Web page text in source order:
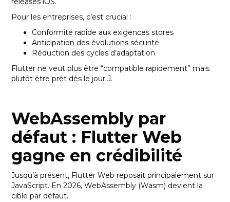
Pour les entreprises, c’est crucial :
Conformité rapide aux exigences stores
Anticipation des évolutions sécurité
Réduction des cycles d’adaptation
Flutter ne veut plus être “compatible rapidement” mais
plutôt être prêt dès le jour J.
WebAssembly par
défaut : Flutter Web
gagne en crédibilité
Jusqu’à présent, Flutter Web reposait principalement sur
JavaScript. En 2026, WebAssembly (Wasm) devient la
cible par défaut.